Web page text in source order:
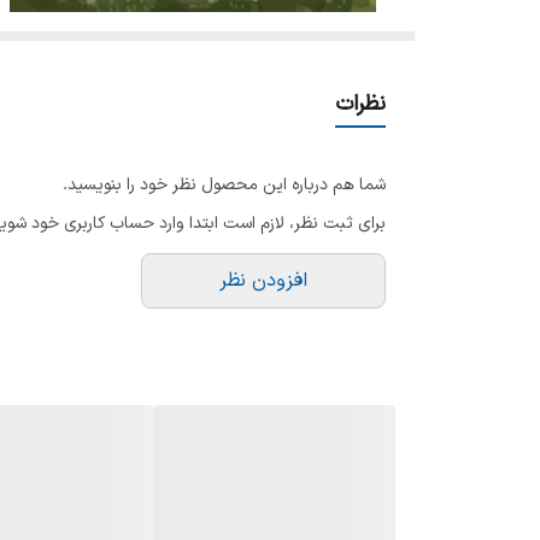
نظرات
شما هم درباره این محصول نظر خود را بنویسید.
برای ثبت نظر، لازم است ابتدا وارد حساب کاربری خود
افزودن نظر